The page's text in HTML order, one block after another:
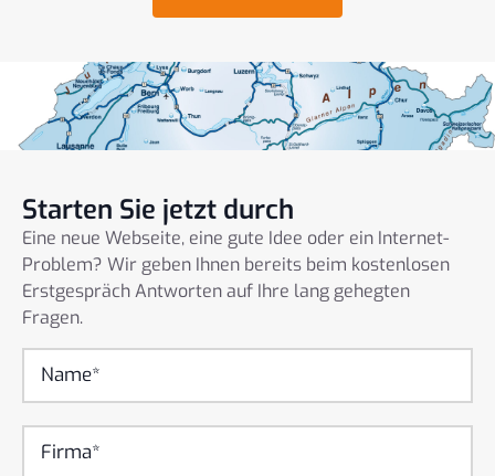
Starten Sie jetzt durch
Eine neue Webseite, eine gute Idee oder ein Internet-
Problem? Wir geben Ihnen bereits beim kostenlosen
Erstgespräch Antworten auf Ihre lang gehegten
Fragen.